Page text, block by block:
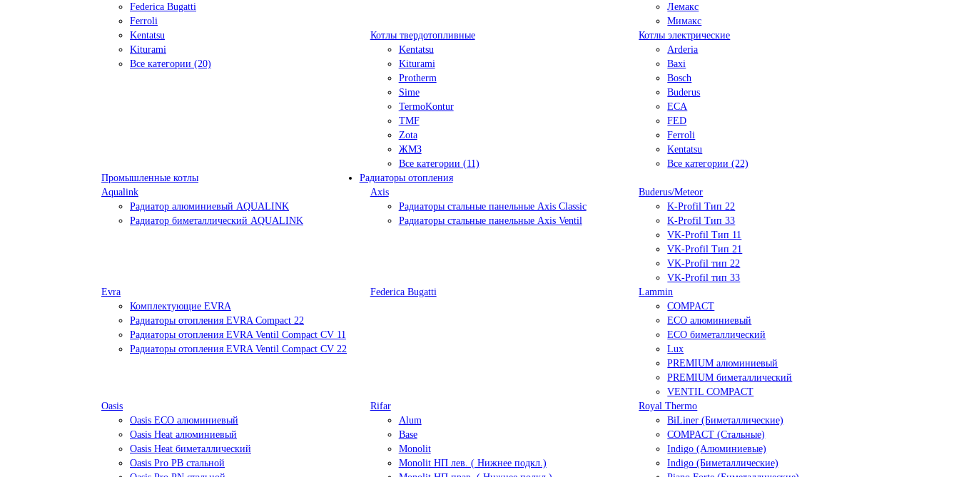
Federica Bugatti
Ferroli
Kentatsu
Kiturami
Все категории (20)
Лемакс
Мимакс
Котлы твердотопливные
Kentatsu
Kiturami
Protherm
Sime
TermoKontur
TMF
Zota
ЖМЗ
Все категории (11)
Котлы электрические
Arderia
Baxi
Bosch
Buderus
ECA
FED
Ferroli
Kentatsu
Все категории (22)
Промышленные котлы
Радиаторы отопления
Aqualink
Радиатор алюминиевый AQUALINK
Радиатор биметаллический AQUALINK
Axis
Радиаторы стальные панельные Axis Classic
Радиаторы стальные панельные Axis Ventil
Buderus/Meteor
K-Profil Тип 22
K-Profil Тип 33
VK-Profil Тип 11
VK-Profil Тип 21
VK-Profil тип 22
VK-Profil тип 33
Evra
Комплектующие EVRA
Радиаторы отопления EVRA Compact 22
Радиаторы отопления EVRA Ventil Compact CV 11
Радиаторы отопления EVRA Ventil Compact CV 22
Federica Bugatti
Lammin
COMPACT
ECO алюминиевый
ECO биметаллический
Lux
PREMIUM алюминиевый
PREMIUM биметаллический
VENTIL COMPACT
Oasis
Oasis ECO алюминиевый
Oasis Heat алюминиевый
Oasis Heat биметаллический
Oasis Pro PB стальной
Rifar
Alum
Base
Monolit
Monolit НП лев. ( Нижнее подкл.)
Royal Thermo
BiLiner (Биметаллические)
COMPACT (Стальные)
Indigo (Алюминиевые)
Indigo (Биметаллические)